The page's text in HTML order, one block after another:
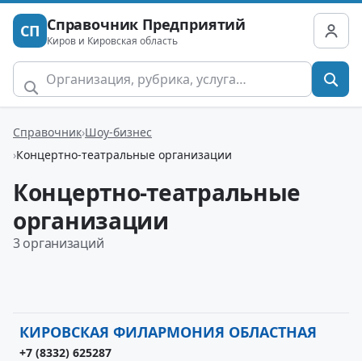
СП Справочник Предприятий
Киров и Кировская область
Справочник Шоу-бизнес
Концертно-театральные организации
Концертно-театральные
организации
3 организаций
КИРОВСКАЯ ФИЛАРМОНИЯ ОБЛАСТНАЯ
+7 (8332) 625287